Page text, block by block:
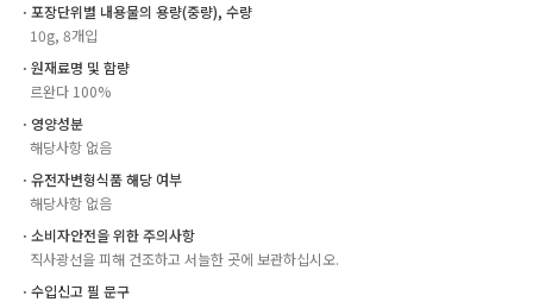
ㆍ포장단위별 내용물의 용량(중량), 수량
10g, 8개입
ㆍ원재료명 및 함량
르완다 100%
ㆍ영양성분
해당사항 없음
ㆍ유전자변형식품 해당 여부
해당사항 없음
ㆍ소비자안전을 위한 주의사항
직사광선을 피해 건조하고 서늘한 곳에 보관하십시오.
ㆍ수입신고 필 문구